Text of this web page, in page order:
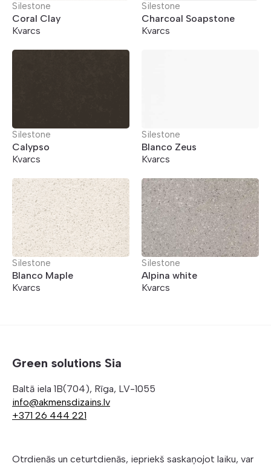
Silestone
Coral Clay
Kvarcs
Silestone
Charcoal Soapstone
Kvarcs
Silestone
Calypso
Kvarcs
Silestone
Blanco Zeus
Kvarcs
Silestone
Blanco Maple
Kvarcs
Silestone
Alpina white
Kvarcs
Green solutions Sia
Baltā iela 1B(704), Rīga, LV-1055
info@akmensdizains.lv
+371 26 444 221
Otrdienās un ceturtdienās, iepriekš saskaņojot laiku, var